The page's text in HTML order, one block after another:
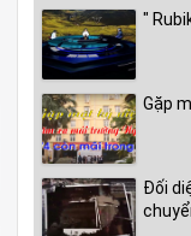
"
Gặp
Đối